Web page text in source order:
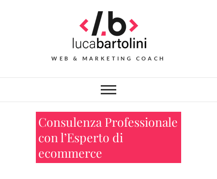
WEB & MARKETING COACH
Consulenza Professionale
con l’Esperto di
ecommerce